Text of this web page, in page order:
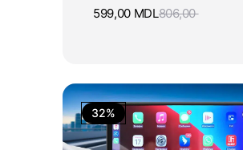
806,00
599,00 MDL
32%